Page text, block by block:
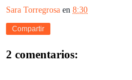
Sara Torregrosa en 8:30
Compartir
2 comentarios: